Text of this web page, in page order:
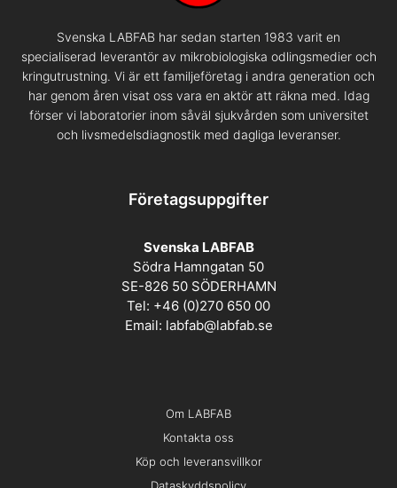
Svenska LABFAB har sedan starten 1983 varit en
specialiserad leverantör av mikrobiologiska odlingsmedier och
kringutrustning. Vi är ett familjeföretag i andra generation och
har genom åren visat oss vara en aktör att räkna med. Idag
förser vi laboratorier inom såväl sjukvården som universitet
och livsmedelsdiagnostik med dagliga leveranser.
Företagsuppgifter
Svenska LABFAB
Södra Hamngatan 50
SE-826 50 SÖDERHAMN
Tel: +46 (0)270 650 00
Email: labfab@labfab.se
Om LABFAB
Kontakta oss
Köp och leveransvillkor
Dataskyddspolicy